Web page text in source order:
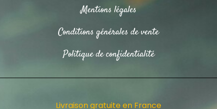
Mentions légales
Conditions générales de vente
Politique de confidentialité
Livraison gratuite en France